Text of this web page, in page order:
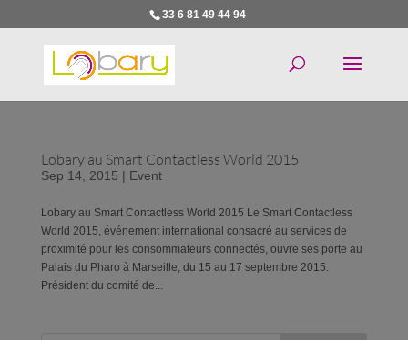
33 6 81 49 44 94
Lobary au Smart Contactless World 2015
Sep 14, 2015 | Event
Lobary au Smart Contactless World 2015 Le Smart Contactless
World 2015, événement international consacré au services de
proximité pour les consommateurs connectés, ouvre ses porte au
Palais du Pharo à Marseille, du 15 au 17 septembre 2015.
Président du comité de...